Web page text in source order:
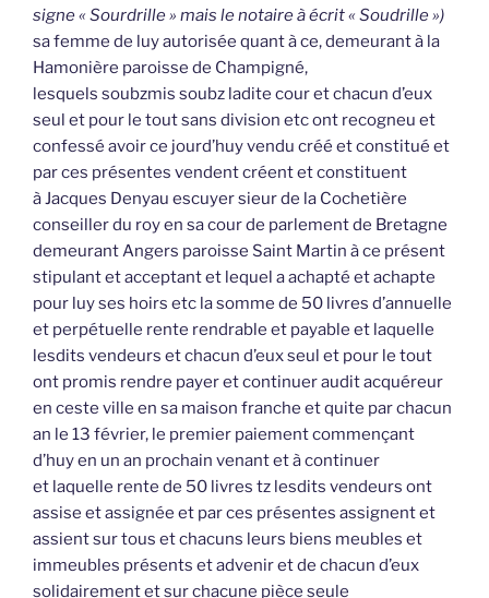
signe « Sourdrille » mais le notaire à écrit « Soudrille »)
sa femme de luy autorisée quant à ce, demeurant à la
Hamonière paroisse de Champigné,
lesquels soubzmis soubz ladite cour et chacun d’eux
seul et pour le tout sans division etc ont recogneu et
confessé avoir ce jourd’huy vendu créé et constitué et
par ces présentes vendent créent et constituent
à Jacques Denyau escuyer sieur de la Cochetière
conseiller du roy en sa cour de parlement de Bretagne
demeurant Angers paroisse Saint Martin à ce présent
stipulant et acceptant et lequel a achapté et achapte
pour luy ses hoirs etc la somme de 50 livres d’annuelle
et perpétuelle rente rendrable et payable et laquelle
lesdits vendeurs et chacun d’eux seul et pour le tout
ont promis rendre payer et continuer audit acquéreur
en ceste ville en sa maison franche et quite par chacun
an le 13 février, le premier paiement commençant
d’huy en un an prochain venant et à continuer
et laquelle rente de 50 livres tz lesdits vendeurs ont
assise et assignée et par ces présentes assignent et
assient sur tous et chacuns leurs biens meubles et
immeubles présents et advenir et de chacun d’eux
solidairement et sur chacune pièce seule